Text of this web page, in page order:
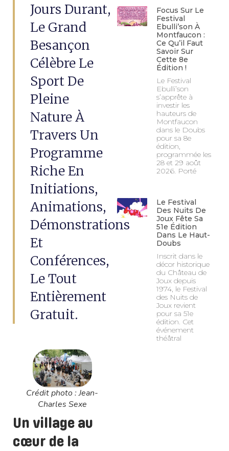
Jours Durant,
Le Grand
Besançon
Célèbre Le
Sport De
Pleine
Nature À
Travers Un
Programme
Riche En
Initiations,
Animations,
Démonstrations
Et
Conférences,
Le Tout
Entièrement
Gratuit.
Crédit photo : Jean-
Charles Sexe
Un village au
cœur de la
Focus Sur Le
Festival
Ebulli’son À
Montfaucon :
Ce Qu’il Faut
Savoir Sur
Cette 8e
Édition !
Le Festival
Ebulli’son
s’apprête à
investir les
hauteurs de
Montfaucon
dans le Doubs
pour sa 8e
édition,
programmée les
28 et 29 août
2026. Porté
Le Festival
Des Nuits De
Joux Fête Sa
51e Édition
Dans Le Haut-
Doubs
Inscrit dans le
décor historique
du Château de
Joux depuis
1974, le Festival
des Nuits de
Joux revient
pour sa 51e
édition. Cet
événement
théâtral